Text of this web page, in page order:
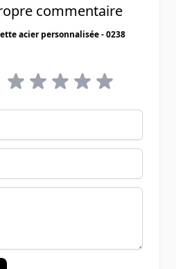
commentaire
acier personnalisée - 0238